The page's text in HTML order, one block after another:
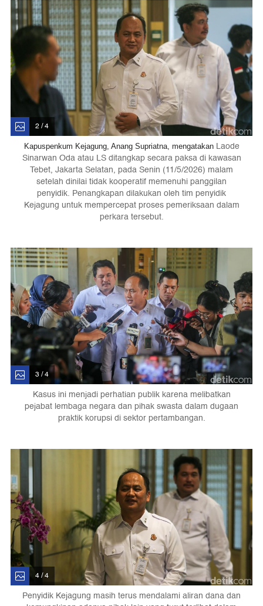
2 / 4
Kapuspenkum Kejagung, Anang Supriatna, mengatakan Laode
Sinarwan Oda atau LS ditangkap secara paksa di kawasan
Tebet, Jakarta Selatan, pada Senin (11/5/2026) malam
setelah dinilai tidak kooperatif memenuhi panggilan
penyidik. Penangkapan dilakukan oleh tim penyidik
Kejagung untuk mempercepat proses pemeriksaan dalam
perkara tersebut.
3 / 4
Kasus ini menjadi perhatian publik karena melibatkan
pejabat lembaga negara dan pihak swasta dalam dugaan
praktik korupsi di sektor pertambangan.
4 / 4
Penyidik Kejagung masih terus mendalami aliran dana dan